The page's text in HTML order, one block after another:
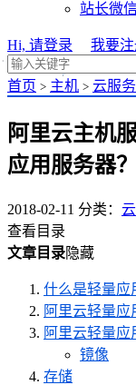
站长微
Hi, 请登录 我要
首页 > 主机 > 云服
阿里云主机
应用服务器？
2018-02-11 分类：
查看目录
文章目录隐藏
什么是轻量应
阿里云轻量应
阿里云轻量
镜像
存储